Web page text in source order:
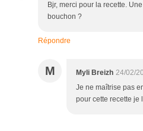
Bjr, merci pour la recette.
bouchon ?
Répondre
M Myli Breizh 24/02/
Je ne maîtrise pas
pour cette recette je